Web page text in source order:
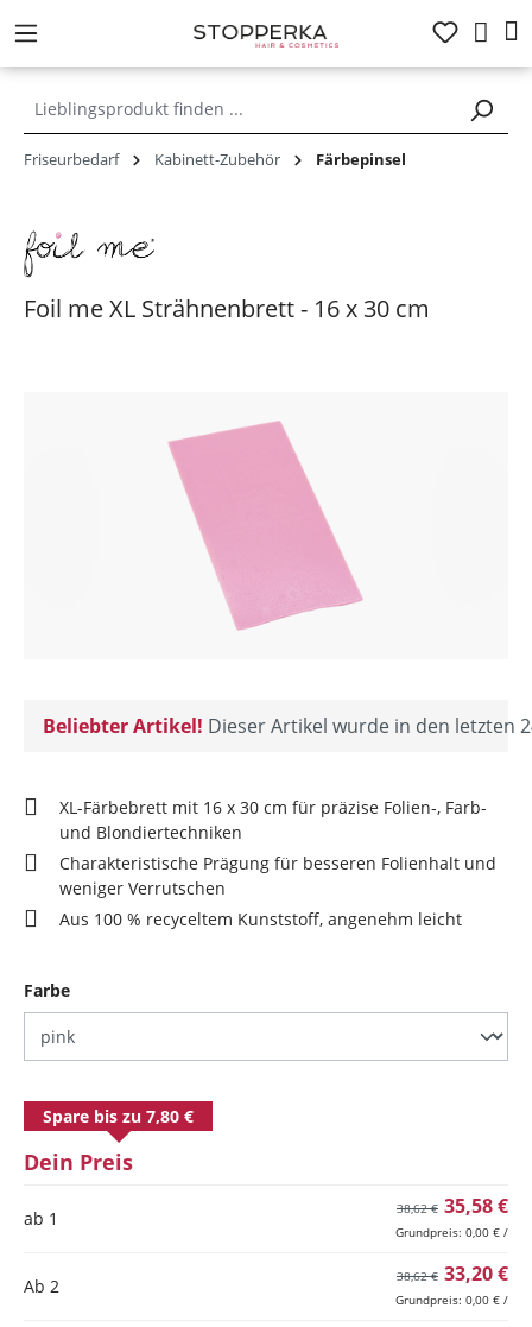
springen
Friseurbedarf Kabinett-Zubehör Färbepinsel
Foil me XL Strähnenbrett - 16 x 30 cm
Beliebter Artikel! Dieser Artikel wurde in den letzten
XL-Färbebrett mit 16 x 30 cm für präzise Folien-, Farb-
und Blondiertechniken
Charakteristische Prägung für besseren Folienhalt und
weniger Verrutschen
Aus 100 % recyceltem Kunststoff, angenehm leicht
Farbeauswählen
Spare bis zu 7,80 €
Dein Preis
ab 1 35,58 €
38,62 €
Grundpreis: 0,00 € /
Ab 2 33,20 €
38,62 €
Grundpreis: 0,00 € /